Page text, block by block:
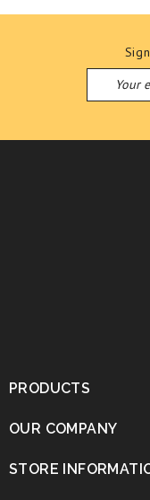
PRODUCTS
OUR COMPANY
STORE